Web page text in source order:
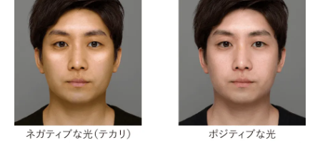
うるおいキャッチ膜
を形成し、ローションのうるお
いキャッチ体勢を整える。
*うるおいキャッチ成分（塩化ジメチルジアリルアンモニウム・アクリルア
ウォッシュのうるおいキャッチ膜がローションのうる
おいをキャッチし浸透
*1 シクロヘキサンジカルポン酸ビスエトキシジグリコール
*2 角層まで
されたマイナスに帯電したダブルプロテクトパウダー
が引き寄せ合ってなじむ。
*タルク、ステアロイルグルタミン酸2Na、水酸化AI＝皮脂を吸着しうるお
いを保つ成分